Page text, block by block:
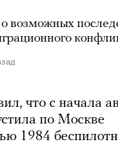
возможных
что с начала
по Москве
1984